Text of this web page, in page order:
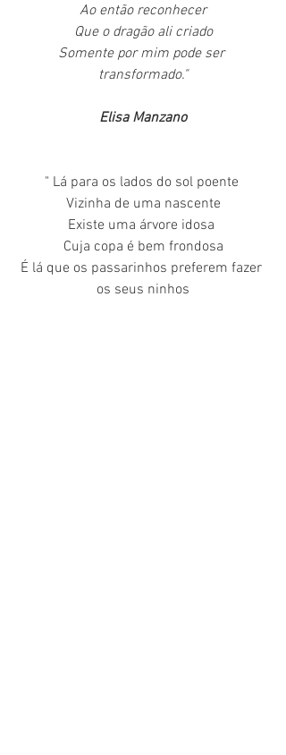
Ao então reconhecer
Que o dragão ali criado
Somente por mim pode ser
transformado."
Elisa Manzano
" Lá para os lados do sol poente
Vizinha de uma nascente
Existe uma árvore idosa
Cuja copa é bem frondosa
É lá que os passarinhos preferem fazer
os seus ninhos